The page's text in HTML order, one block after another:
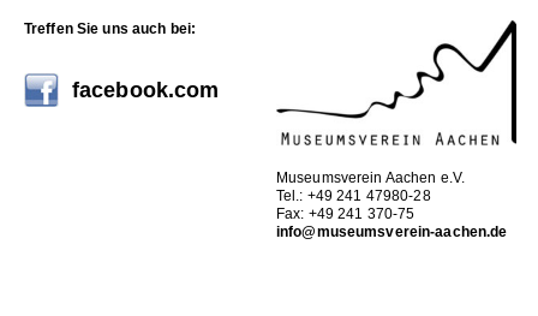
Treffen Sie uns auch bei:
facebook.com
Museumsverein Aachen e.V.
Tel.: +49 241 47980-28
Fax: +49 241 370-75
info@museumsverein-aachen.de